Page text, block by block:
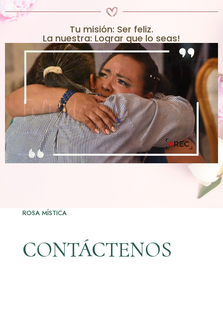
Tu misión: Ser feliz.
La nuestra: Lograr que lo seas!
ROSA MÍSTICA
CONTÁCTENOS